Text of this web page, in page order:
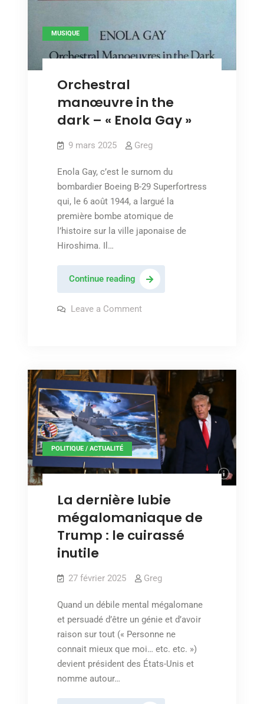
MUSIQUE
Orchestral
manœuvre in the
dark – « Enola Gay »
9 mars 2025 Greg
Enola Gay, c’est le surnom du
bombardier Boeing B-29 Superfortress
qui, le 6 août 1944, a largué la
première bombe atomique de
l’histoire sur la ville japonaise de
Hiroshima. Il…
Continue readingOrchestral
manœuvre
in
Gay »
Leave a Commenton
« Enola
Gay »
POLITIQUE / ACTUALITÉ
La dernière lubie
mégalomaniaque de
Trump : le cuirassé
inutile
27 février 2025 Greg
Quand un débile mental mégalomane
et persuadé d’être un génie et d’avoir
raison sur tout (« Personne ne
connait mieux que moi… etc. etc. »)
devient président des États-Unis et
nomme autour…